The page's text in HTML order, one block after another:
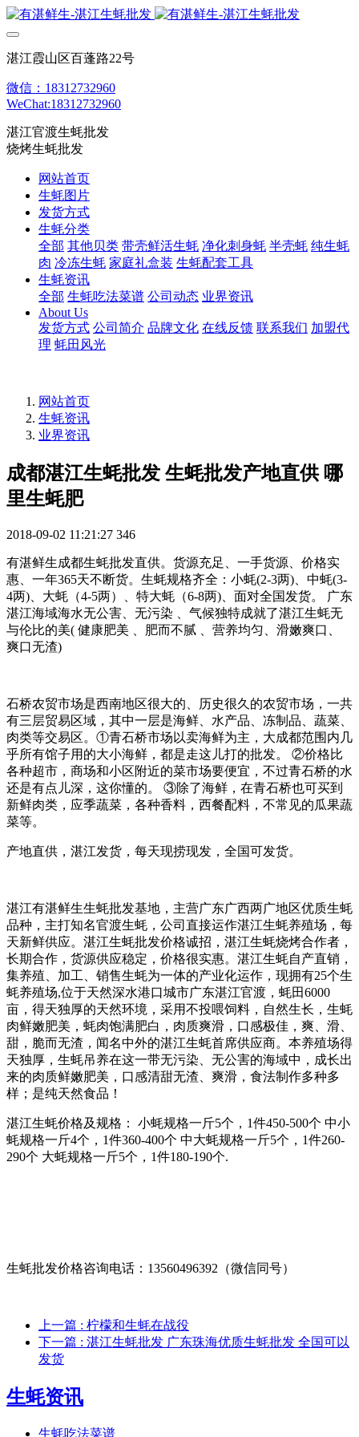
湛江霞山区百蓬路22号
微信：18312732960
WeChat:18312732960
湛江官渡生蚝批发
烧烤生蚝批发
网站首页
生蚝图片
发货方式
生蚝分类
全部 其他贝类 带壳鲜活生蚝 净化刺身蚝 半壳蚝 纯生蚝
肉 冷冻生蚝 家庭礼盒装 生蚝配套工具
生蚝资讯
全部 生蚝吃法菜谱 公司动态 业界资讯
About Us
发货方式 公司简介 品牌文化 在线反馈 联系我们 加盟代
理 蚝田风光
网站首页
生蚝资讯
业界资讯
成都湛江生蚝批发 生蚝批发产地直供 哪
里生蚝肥
2018-09-02 11:21:27 346
有湛鲜生成都生蚝批发直供。货源充足、一手货源、价格实
惠、一年365天不断货。生蚝规格齐全：小蚝(2-3两)、中蚝(3-
4两)、大蚝（4-5两）、特大蚝（6-8两)、面对全国发货。 广东
湛江海域海水无公害、无污染 、气候独特成就了湛江生蚝无
与伦比的美( 健康肥美 、肥而不腻 、营养均匀、滑嫩爽口、
爽口无渣)
石桥农贸市场是西南地区很大的、历史很久的农贸市场，一共
有三层贸易区域，其中一层是海鲜、水产品、冻制品、蔬菜、
肉类等交易区。①青石桥市场以卖海鲜为主，大成都范围内几
乎所有馆子用的大小海鲜，都是走这儿打的批发。 ②价格比
各种超市，商场和小区附近的菜市场要便宜，不过青石桥的水
还是有点儿深，这你懂的。 ③除了海鲜，在青石桥也可买到
新鲜肉类，应季蔬菜，各种香料，西餐配料，不常见的瓜果蔬
菜等。
产地直供，湛江发货，每天现捞现发，全国可发货。
湛江有湛鲜生生蚝批发基地，主营广东广西两广地区优质生蚝
品种，主打知名官渡生蚝，公司直接运作湛江生蚝养殖场，每
天新鲜供应。湛江生蚝批发价格诚招，湛江生蚝烧烤合作者，
长期合作，货源供应稳定，价格很实惠。湛江生蚝自产直销，
集养殖、加工、销售生蚝为一体的产业化运作，现拥有25个生
蚝养殖场,位于天然深水港口城市广东湛江官渡，蚝田6000
亩，得天独厚的天然环境，采用不投喂饲料，自然生长，生蚝
肉鲜嫩肥美，蚝肉饱满肥白，肉质爽滑，口感极佳，爽、滑、
甜，脆而无渣，闻名中外的湛江生蚝首席供应商。本养殖场得
天独厚，生蚝吊养在这一带无污染、无公害的海域中，成长出
来的肉质鲜嫩肥美，口感清甜无渣、爽滑，食法制作多种多
样；是纯天然食品！
湛江生蚝价格及规格： 小蚝规格一斤5个，1件450-500个 中小
蚝规格一斤4个，1件360-400个 中大蚝规格一斤5个，1件260-
290个 大蚝规格一斤5个，1件180-190个.
生蚝批发价格咨询电话：13560496392（微信同号）
上一篇 : 柠檬和生蚝在战役
下一篇 : 湛江生蚝批发 广东珠海优质生蚝批发 全国可以
发货
生蚝资讯
生蚝吃法菜谱